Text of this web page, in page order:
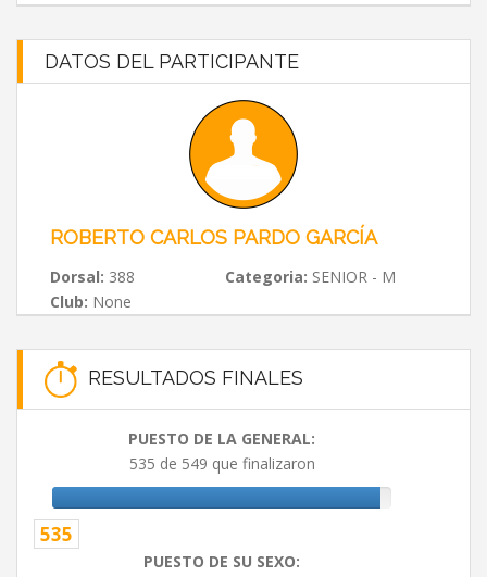
DATOS DEL PARTICIPANTE
ROBERTO CARLOS PARDO GARCÍA
Dorsal: 388 Categoria: SENIOR - M
Club: None
RESULTADOS FINALES
PUESTO DE LA GENERAL:
535 de 549 que finalizaron
535
PUESTO DE SU SEXO: